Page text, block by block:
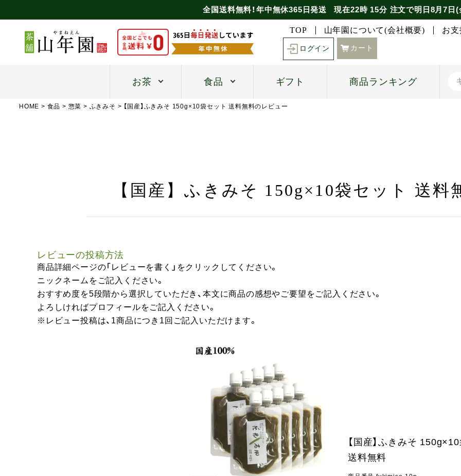
全国送料無料！年中無休365日発送 現在22時 15分注文で明日8月7日(
TOP 山年園について(会社概要) お
ログイン カート
お茶 食品 ギフト 商品ランキング
HOME 食品 惣菜 ふきみそ 【国産】ふきみそ 150g×10袋セット 送料無料のレビュー
【国産】ふきみそ 150g×10袋セット 送料
レビューの投稿方法
商品詳細ページの「レビューを書く」をクリックしてください。
ニックネームをご記入ください。
おすすめ度を5段階から選択していただき、本文に商品の感想やご要望をご記入ください。
よろしければプロフィールをご記入ください。
※レビュー投稿は、1商品につき1回ご記入いただけます。
【国産】ふきみそ
送料無料